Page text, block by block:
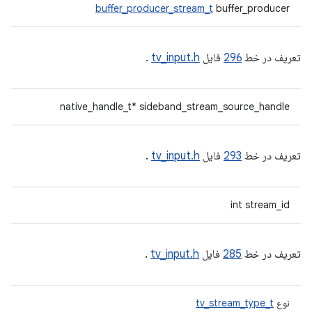
buffer_producer_stream_t buffer_producer
تعریف در خط 296 فایل tv_input.h
.
native_handle_t* sideband_stream_source_handle
تعریف در خط 293 فایل tv_input.h
.
int stream_id
تعریف در خط 285 فایل tv_input.h
.
نوع tv_stream_type_t